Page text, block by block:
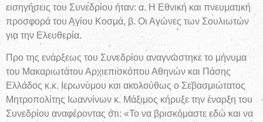
εισηγήσεις του Συνεδρίου ήταν: α. Η Εθνική και πνευματική
προσφορά του Αγίου Κοσμά, β. Οι Αγώνες των Σουλιωτών
για την Ελευθερία.
Προ της ενάρξεως του Συνεδρίου αναγνώστηκε το μήνυμα
του Μακαριωτάτου Αρχιεπισκόπου Αθηνών και Πάσης
Ελλάδος κ.κ. Ιερωνύμου και ακολούθως ο Σεβασμιώτατος
Μητροπολίτης Ιωαννίνων κ. Μάξιμος κήρυξε την έναρξη του
Συνεδρίου αναφέροντας ότι: «Το να βρισκόμαστε εδώ και να